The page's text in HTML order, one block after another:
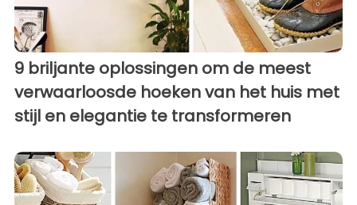
9 briljante oplossingen om de meest
verwaarloosde hoeken van het huis met
stijl en elegantie te transformeren